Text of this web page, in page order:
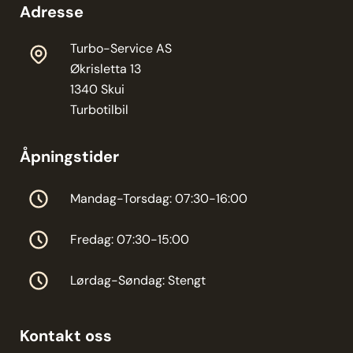
Adresse
Turbo-Service AS
Økrisletta 13
1340 Skui
Turbotilbil
Åpningstider
Mandag-Torsdag: 07:30-16:00
Fredag: 07:30-15:00
Lørdag-Søndag: Stengt
Kontakt oss